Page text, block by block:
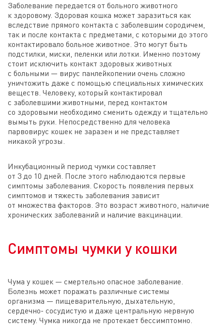
Заболевание передается от больного животного
к здоровому. Здоровая кошка может заразиться как
вследствие прямого контакта с заболевшим сородичем,
так и после контакта с предметами, с которыми до этого
контактировало больное животное. Это могут быть
подстилки, миски, пеленки или лотки. Именно поэтому
стоит исключить контакт здоровых животных
с больными — вирус панлейкопении очень сложно
уничтожить даже с помощью специальных химических
веществ. Человеку, который контактировал
с заболевшими животными, перед контактом
со здоровыми необходимо сменить одежду и тщательно
вымыть руки. Непосредственно для человека
парвовирус кошек не заразен и не представляет
никакой угрозы.
Инкубационный период чумки составляет
от 3 до 10 дней. После этого наблюдаются первые
симптомы заболевания. Скорость появления первых
симптомов и тяжесть заболевания зависит
от множества факторов. Это возраст животного, наличие
хронических заболеваний и наличие вакцинации.
Симптомы чумки у кошки
Чума у кошек — смертельно опасное заболевание.
Болезнь может поражать различные системы
организма — пищеварительную, дыхательную,
сердечно- сосудистую и даже центральную нервную
систему. Чумка никогда не протекает бессимптомно.